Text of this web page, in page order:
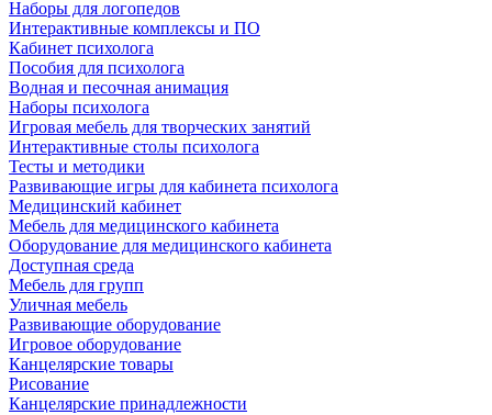
Наборы для логопедов
Интерактивные комплексы и ПО
Кабинет психолога
Пособия для психолога
Водная и песочная анимация
Наборы психолога
Игровая мебель для творческих занятий
Интерактивные столы психолога
Тесты и методики
Развивающие игры для кабинета психолога
Медицинский кабинет
Мебель для медицинского кабинета
Оборудование для медицинского кабинета
Доступная среда
Мебель для групп
Уличная мебель
Развивающие оборудование
Игровое оборудование
Канцелярские товары
Рисование
Канцелярские принадлежности